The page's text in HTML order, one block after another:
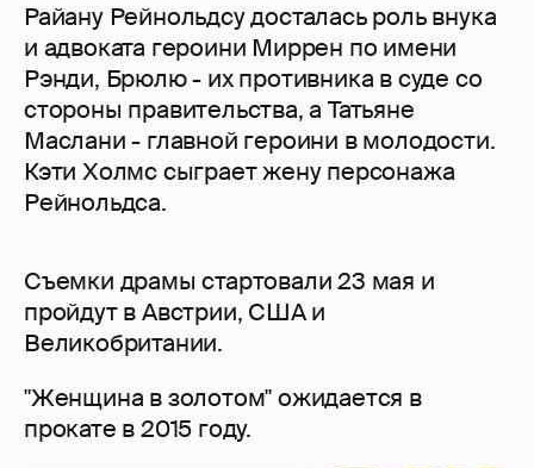
Райану Рейнольдсу досталась роль внука
и адвоката героини Миррен по имени
Рэнди, Брюлю - их противника в суде со
стороны правительства, а Татьяне
Маслани - главной героини в молодости.
Кэти Холмс сыграет жену персонажа
Рейнольдса.
Съемки драмы стартовали 23 мая и
пройдут в Австрии, США и
Великобритании.
"Женщина в золотом" ожидается в
прокате в 2015 году.